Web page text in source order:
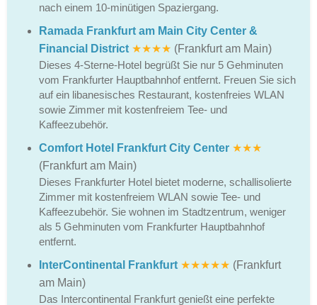
nach einem 10-minütigen Spaziergang.
Ramada Frankfurt am Main City Center &
Financial District ★★★★ (Frankfurt am Main)
Dieses 4-Sterne-Hotel begrüßt Sie nur 5 Gehminuten
vom Frankfurter Hauptbahnhof entfernt. Freuen Sie sich
auf ein libanesisches Restaurant, kostenfreies WLAN
sowie Zimmer mit kostenfreiem Tee- und
Kaffeezubehör.
Comfort Hotel Frankfurt City Center ★★★
(Frankfurt am Main)
Dieses Frankfurter Hotel bietet moderne, schallisolierte
Zimmer mit kostenfreiem WLAN sowie Tee- und
Kaffeezubehör. Sie wohnen im Stadtzentrum, weniger
als 5 Gehminuten vom Frankfurter Hauptbahnhof
entfernt.
InterContinental Frankfurt ★★★★★ (Frankfurt
am Main)
Das Intercontinental Frankfurt genießt eine perfekte